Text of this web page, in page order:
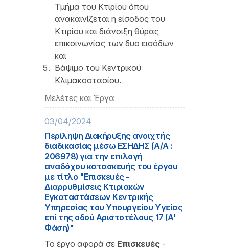
Τμήμα του Κτιρίου όπου
ανακαινίζεται η είσοδος του
Κτιρίου και διάνοιξη θύρας
επικοινωνίας των δυο εισόδων
και
Βάψιμο του Κεντρικού
Κλιμακοστασίου.
Μελέτες και Έργα
03/04/2024
Περίληψη Διακήρυξης ανοιχτής
διαδικασίας μέσω ΕΣΗΔΗΣ (A/A :
206978) για την επιλογή
αναδόχου κατασκευής του έργου
με τίτλο "Επισκευές -
Διαρρυθμίσεις Κτιριακών
Εγκαταστάσεων Κεντρικής
Υπηρεσίας του Υπουργείου Υγείας
επί της οδού Αριστοτέλους 17 (Α'
Φάση)"
Το έργο αφορά σε Επισκευές -